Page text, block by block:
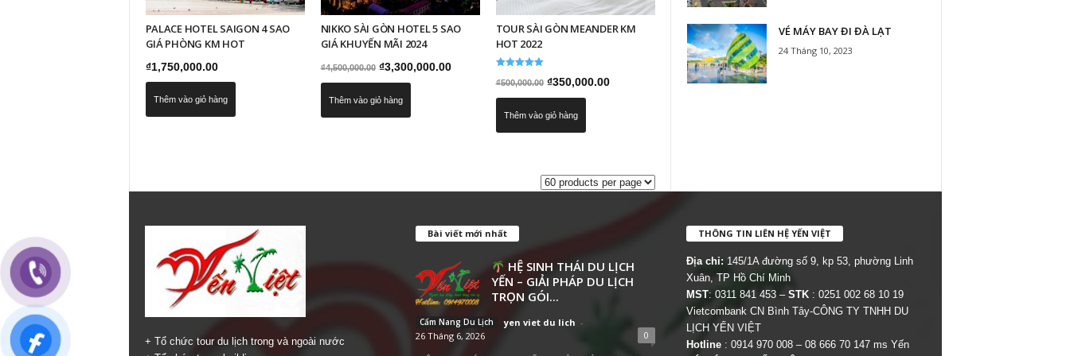
PALACE HOTEL SAIGON 4 SAO
GIÁ PHÒNG KM HOT
₫1,750,000.00
Thêm vào giỏ hàng
NIKKO SÀI GÒN HOTEL 5 SAO
GIÁ KHUYẾN MÃI 2024
₫4,500,000.00 Giá
gốc
là:
₫3,300,000.00Giá
Thêm vào giỏ hàng
TOUR SÀI GÒN MEANDER KM
HOT 2022
hạng
5 sao
₫500,000.00 Giá
gốc
là:
₫350,000.00Giá
Thêm vào giỏ hàng
VÉ MÁY BAY ĐI ĐÀ LẠT
24 Tháng 10, 2023
+ Tổ chức tour du lịch trong và ngoài nước
Bài viết mới nhất
HỆ SINH THÁI DU LỊCH
YẾN – GIẢI PHÁP DU LỊCH
TRỌN GÓI...
Cẩm Nang Du Lịch yen viet du lich -
26 Tháng 6, 2026
0
THÔNG TIN LIÊN HỆ YẾN VIỆT
Địa chỉ: 145/1A đường số 9, kp 53, phường Linh
Xuân, TP Hồ Chí Minh
MST: 0311 841 453 – STK: 0251 002 68 10 19
Vietcombank CN Bình Tây-CÔNG TY TNHH DU
LỊCH YẾN VIỆT
Hotline : 0914 970 008 – 08 666 70 147 ms Yến